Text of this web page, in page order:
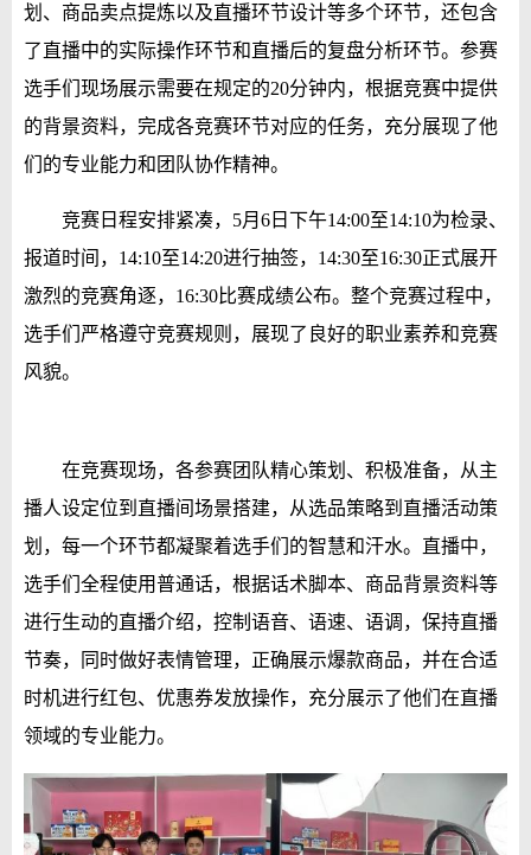
划、商品卖点提炼以及直播环节设计等多个环节，还包含
了直播中的实际操作环节和直播后的复盘分析环节。参赛
选手们现场展示需要在规定的20分钟内，根据竞赛中提供
的背景资料，完成各竞赛环节对应的任务，充分展现了他
们的专业能力和团队协作精神。
竞赛日程安排紧凑，5月6日下午14:00至14:10为检录、
报道时间，14:10至14:20进行抽签，14:30至16:30正式展开
激烈的竞赛角逐，16:30比赛成绩公布。整个竞赛过程中，
选手们严格遵守竞赛规则，展现了良好的职业素养和竞赛
风貌。
在竞赛现场，各参赛团队精心策划、积极准备，从主
播人设定位到直播间场景搭建，从选品策略到直播活动策
划，每一个环节都凝聚着选手们的智慧和汗水。直播中，
选手们全程使用普通话，根据话术脚本、商品背景资料等
进行生动的直播介绍，控制语音、语速、语调，保持直播
节奏，同时做好表情管理，正确展示爆款商品，并在合适
时机进行红包、优惠券发放操作，充分展示了他们在直播
领域的专业能力。